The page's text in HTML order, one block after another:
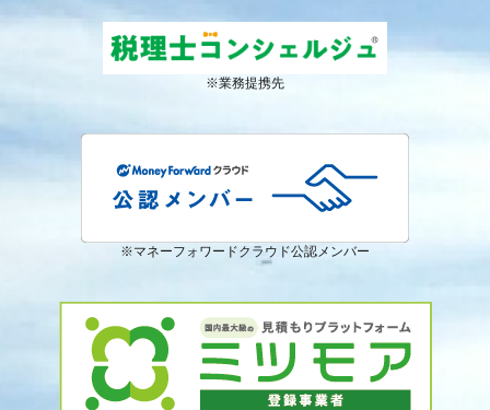
※業務提携先
※マネーフォワードクラウド公認メンバー